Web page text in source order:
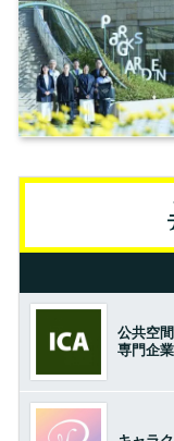
公共空
専門企業